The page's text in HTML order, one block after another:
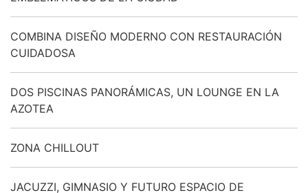
COMBINA DISEÑO MODERNO CON RESTAURACIÓN
CUIDADOSA
DOS PISCINAS PANORÁMICAS, UN LOUNGE EN LA
AZOTEA
ZONA CHILLOUT
JACUZZI, GIMNASIO Y FUTURO ESPACIO DE